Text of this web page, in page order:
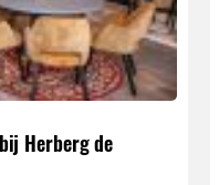
Herberg de